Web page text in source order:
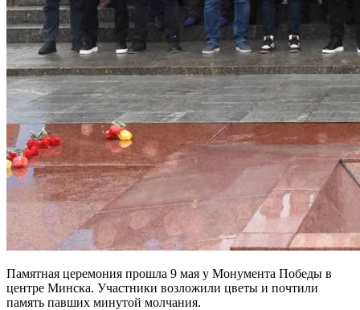
Памятная церемония прошла 9 мая у Монумента Победы в
центре Минска. Участники возложили цветы и почтили
память павших минутой молчания.